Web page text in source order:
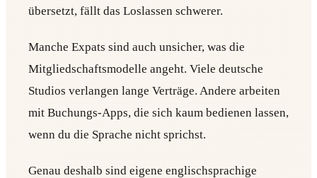
übersetzt, fällt das Loslassen schwerer.
Manche Expats sind auch unsicher, was die
Mitgliedschaftsmodelle angeht. Viele deutsche
Studios verlangen lange Verträge. Andere arbeiten
mit Buchungs-Apps, die sich kaum bedienen lassen,
wenn du die Sprache nicht sprichst.
Genau deshalb sind eigene englischsprachige